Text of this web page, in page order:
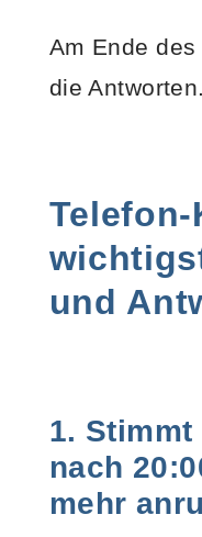
Am Ende
die Antworten.
und
1.
nach
mehr